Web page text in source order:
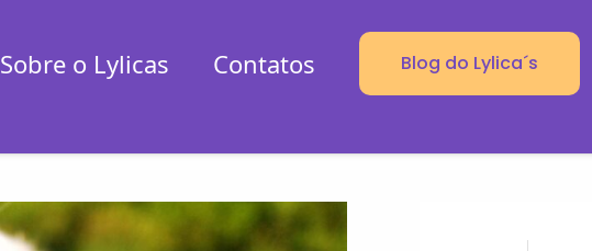
Sobre o Lylicas Contatos Blog do Lylica´s